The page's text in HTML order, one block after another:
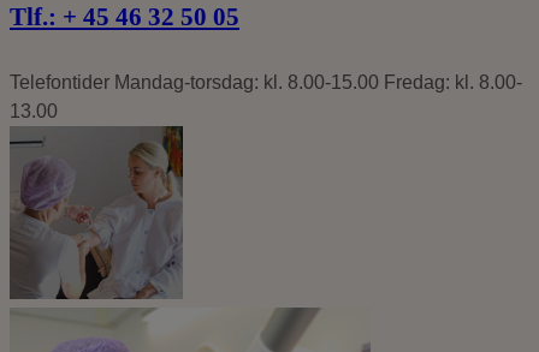
Tlf.: + 45 46 32 50 05
Telefontider Mandag-torsdag: kl. 8.00-15.00 Fredag: kl. 8.00-
13.00